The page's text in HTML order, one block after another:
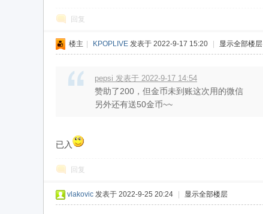
回复
楼主 KPOPLIVE 发表于 2022-9-17 15:20 显示全部楼层
pepsi 发表于 2022-9-17 14:54
赞助了200，但金币未到账这次用的微信
另外还有送50金币~~
已入
回复
vlakovic 发表于 2022-9-25 20:24 显示全部楼层